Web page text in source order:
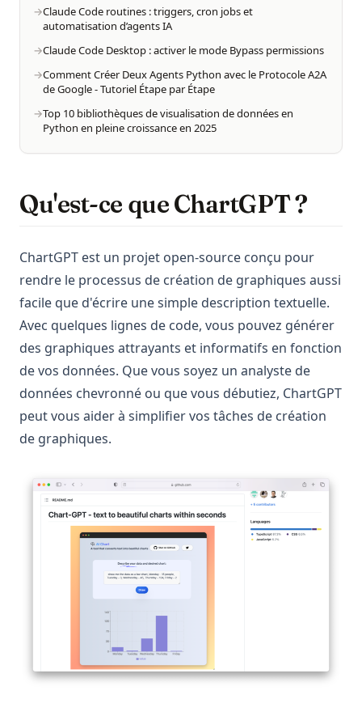
Claude Code routines : triggers, cron jobs et
automatisation d’agents IA
Claude Code Desktop : activer le mode Bypass permissions
Comment Créer Deux Agents Python avec le Protocole A2A
de Google - Tutoriel Étape par Étape
Top 10 bibliothèques de visualisation de données en
Python en pleine croissance en 2025
Qu'est-ce que ChartGPT ?
ChartGPT est un projet open-source conçu pour
rendre le processus de création de graphiques aussi
facile que d'écrire une simple description textuelle.
Avec quelques lignes de code, vous pouvez générer
des graphiques attrayants et informatifs en fonction
de vos données. Que vous soyez un analyste de
données chevronné ou que vous débutiez, ChartGPT
peut vous aider à simplifier vos tâches de création
de graphiques.